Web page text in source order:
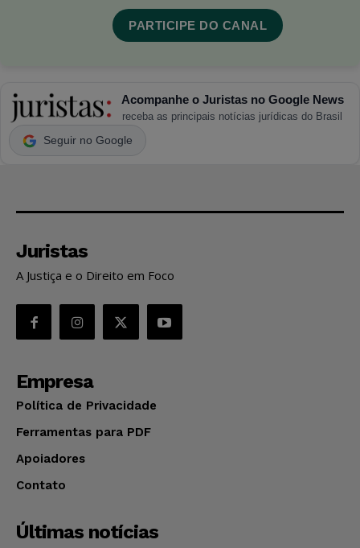
PARTICIPE DO CANAL
Acompanhe o Juristas no Google News
receba as principais notícias jurídicas do Brasil
Seguir no Google
Juristas
A Justiça e o Direito em Foco
Empresa
Política de Privacidade
Ferramentas para PDF
Apoiadores
Contato
Últimas notícias